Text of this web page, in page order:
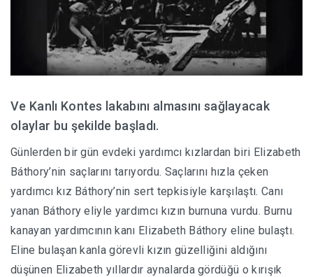
Ve Kanlı Kontes lakabını almasını sağlayacak
olaylar bu şekilde başladı.
Günlerden bir gün evdeki yardımcı kızlardan biri Elizabeth
Báthory’nin saçlarını tarıyordu. Saçlarını hızla çeken
yardımcı kız Báthory’nin sert tepkisiyle karşılaştı. Canı
yanan Báthory eliyle yardımcı kızın burnuna vurdu. Burnu
kanayan yardımcının kanı Elizabeth Báthory eline bulaştı.
Eline bulaşan kanla görevli kızın güzelliğini aldığını
düşünen Elizabeth yıllardır aynalarda gördüğü o kırışık